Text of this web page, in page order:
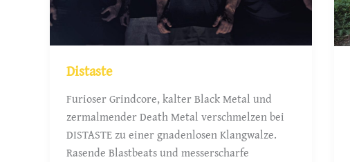
Distaste
Furioser Grindcore, kalter Black Metal und
zermalmender Death Metal verschmelzen bei
DISTASTE zu einer gnadenlosen Klangwalze.
Rasende Blastbeats und messerscharfe